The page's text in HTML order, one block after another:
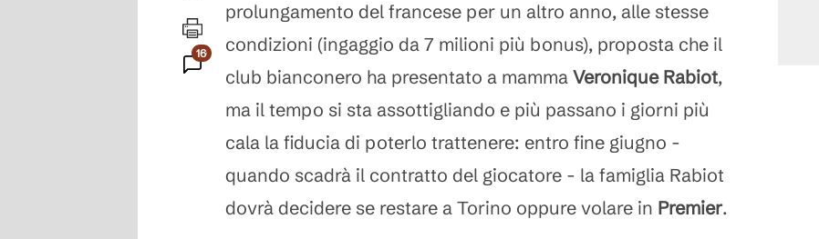
166
Commenti
prolungamento del francese per un altro anno, alle stesse
condizioni (ingaggio da 7 milioni più bonus), proposta che il
club bianconero ha presentato a mamma Veronique Rabiot,
ma il tempo si sta assottigliando e più passano i giorni più
cala la fiducia di poterlo trattenere: entro fine giugno -
quando scadrà il contratto del giocatore - la famiglia Rabiot
dovrà decidere se restare a Torino oppure volare in Premier.